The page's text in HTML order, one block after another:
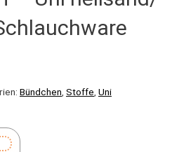
Bündchen Stoffe Uni